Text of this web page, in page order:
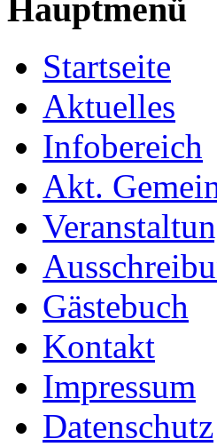
Hauptmenü
Startseite
Aktuelles
Infobereich
Akt.
Gästebuch
Kontakt
Impressum
Datenschutz